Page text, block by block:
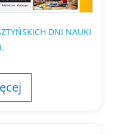
DNI NAUKI